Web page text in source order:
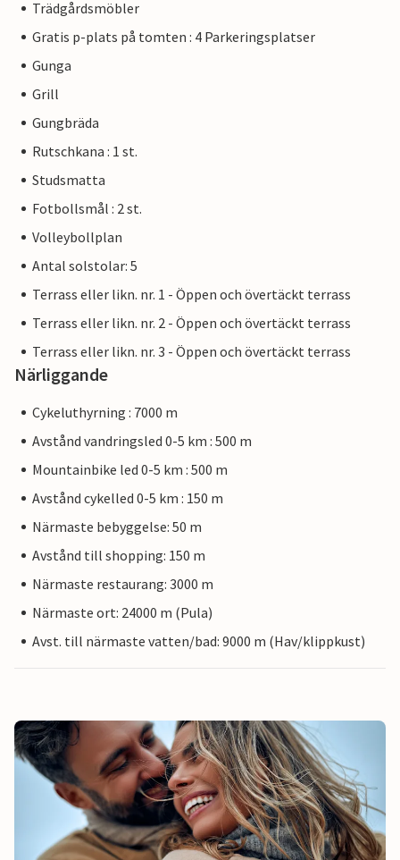
Trädgårdsmöbler
Gratis p-plats på tomten : 4 Parkeringsplatser
Gunga
Grill
Gungbräda
Rutschkana : 1 st.
Studsmatta
Fotbollsmål : 2 st.
Volleybollplan
Antal solstolar: 5
Terrass eller likn. nr. 1 - Öppen och övertäckt terrass
Terrass eller likn. nr. 2 - Öppen och övertäckt terrass
Terrass eller likn. nr. 3 - Öppen och övertäckt terrass
Närliggande
Cykeluthyrning : 7000 m
Avstånd vandringsled 0-5 km : 500 m
Mountainbike led 0-5 km : 500 m
Avstånd cykelled 0-5 km : 150 m
Närmaste bebyggelse: 50 m
Avstånd till shopping: 150 m
Närmaste restaurang: 3000 m
Närmaste ort: 24000 m (Pula)
Avst. till närmaste vatten/bad: 9000 m (Hav/klippkust)